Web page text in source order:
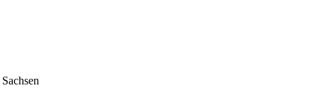
Sachsen